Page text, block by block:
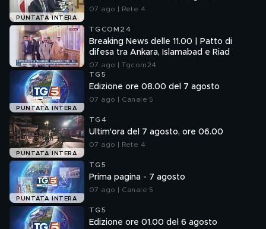
PUNTATA INTERA
07 ago | Rete 4
TGCOM24
Breaking News delle 11.00 | Patto di
difesa tra Ankara, Islamabad e Riad
07 ago | Tgcom24
PUNTATA INTERA
TG5
Edizione ore 08.00 del 7 agosto
07 ago | Canale 5
PUNTATA INTERA
TG4
Ultim'ora del 7 agosto, ore 06.00
07 ago | Rete 4
PUNTATA INTERA
TG5
Prima pagina - 7 agosto
07 ago | Canale 5
TG5
Edizione ore 01.00 del 6 agosto